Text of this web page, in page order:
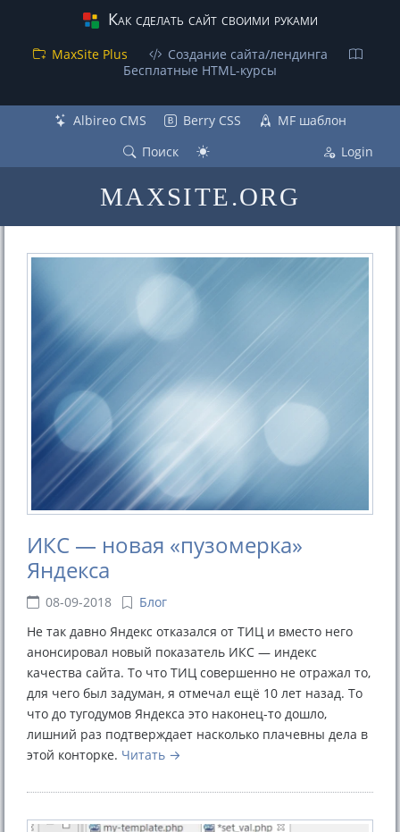
Как сделать сайт своими руками
MaxSite Plus
Создание сайта/лендинга
Бесплатные НТML-курсы
MAXSITE.ORG
Albireo CMS Berry CSS
MF шаблон
Поиск
Login
ИКС — новая «пузомерка»
Яндекса
08-09-2018
Блог
Не так давно Яндекс отказался от ТИЦ и вместо него
анонсировал новый показатель ИКС — индекс
качества сайта. То что ТИЦ совершенно не отражал то,
для чего был задуман, я отмечал ещё 10 лет назад. То
что до тугодумов Яндекса это наконец-то дошло,
лишний раз подтверждает насколько плачевны дела в
этой конторке. Читать